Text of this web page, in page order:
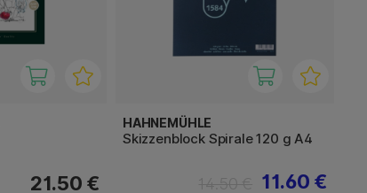
21.50 €
HAHNEMÜHLE
Skizzenblock Spirale 120 g A4
11.60 €